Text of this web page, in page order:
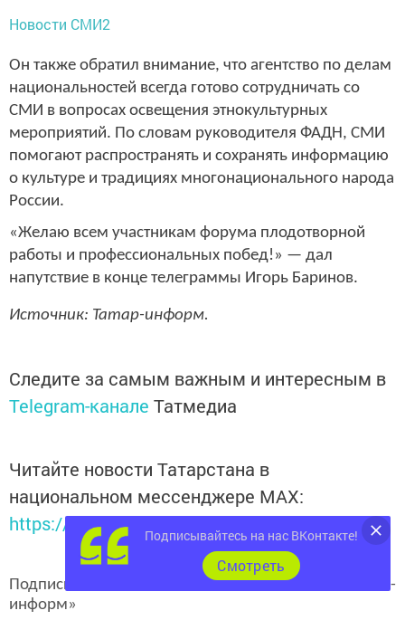
Новости СМИ2
Он также обратил внимание, что агентство по делам
национальностей всегда готово сотрудничать со
СМИ в вопросах освещения этнокультурных
мероприятий. По словам руководителя ФАДН, СМИ
помогают распространять и сохранять информацию
о культуре и традициях многонационального народа
России.
«Желаю всем участникам форума плодотворной
работы и профессиональных побед!» — дал
напутствие в конце телеграммы Игорь Баринов.
Источник: Татар-информ.
Следите за самым важным и интересным в
Telegram-канале Татмедиа
Читайте новости Татарстана в
национальном мессенджере MАХ:
https://max.ru/tatmedia
Подписывайтесь на наш каналMAX
«Чистополь-
информ»
Подписывайтесь на нас ВКонтакте!
Cмотреть